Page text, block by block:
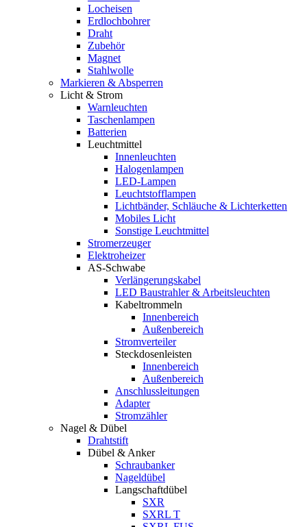
Locheisen
Erdlochbohrer
Draht
Zubehör
Magnet
Stahlwolle
Markieren & Absperren
Licht & Strom
Warnleuchten
Taschenlampen
Batterien
Leuchtmittel
Innenleuchten
Halogenlampen
LED-Lampen
Leuchtstofflampen
Lichtbänder, Schläuche & Lichterketten
Mobiles Licht
Sonstige Leuchtmittel
Stromerzeuger
Elektroheizer
AS-Schwabe
Verlängerungskabel
LED Baustrahler & Arbeitsleuchten
Kabeltrommeln
Innenbereich
Außenbereich
Stromverteiler
Steckdosenleisten
Innenbereich
Außenbereich
Anschlussleitungen
Adapter
Stromzähler
Nagel & Dübel
Drahtstift
Dübel & Anker
Schraubanker
Nageldübel
Langschaftdübel
SXR
SXRL T